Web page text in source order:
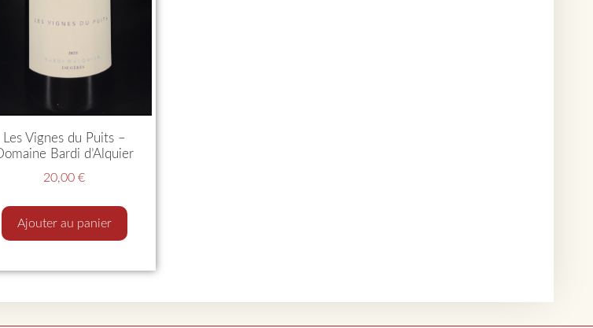
Les Vignes du Puits –
Domaine Bardi d’Alquier
20,00€
Ajouter au panier